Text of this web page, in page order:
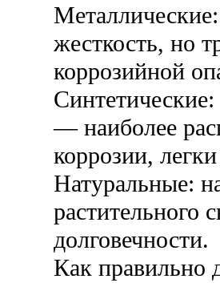
жесткость, но
коррозийной
— наиболее
коррозии,
Натуральные:
растительного
долговечности.
Как правильно